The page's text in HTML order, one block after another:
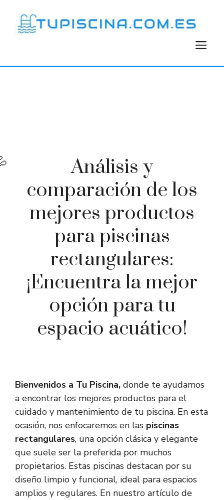
contenido
Análisis y
comparación de los
mejores productos
para piscinas
rectangulares:
¡Encuentra la mejor
opción para tu
espacio acuático!
Bienvenidos a Tu Piscina, donde te ayudamos
a encontrar los mejores productos para el
cuidado y mantenimiento de tu piscina. En esta
ocasión, nos enfocaremos en las piscinas
rectangulares, una opción clásica y elegante
que suele ser la preferida por muchos
propietarios. Estas piscinas destacan por su
diseño limpio y funcional, ideal para espacios
amplios y regulares. En nuestro artículo de